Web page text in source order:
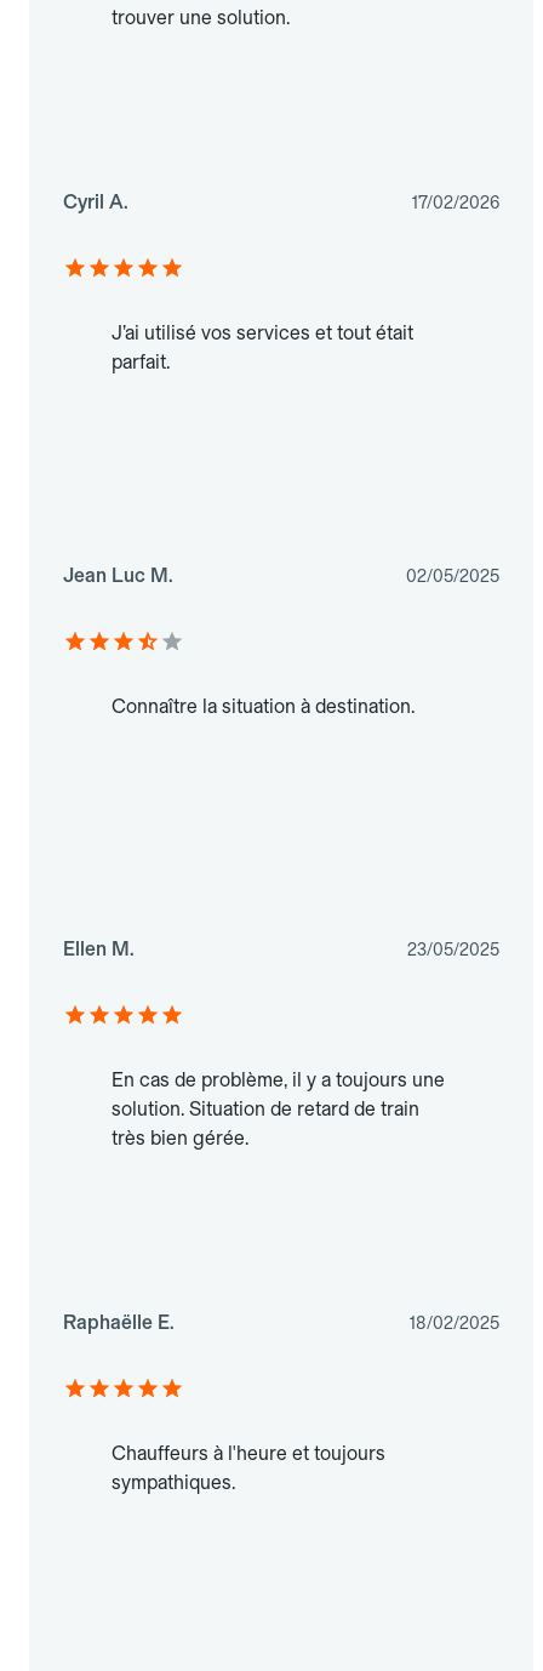
trouver une solution.
Cyril A. 17/02/2026
J’ai utilisé vos services et tout était
parfait.
Jean Luc M. 02/05/2025
Connaître la situation à destination.
Ellen M. 23/05/2025
En cas de problème, il y a toujours une
solution. Situation de retard de train
très bien gérée.
Raphaëlle E. 18/02/2025
Chauffeurs à l'heure et toujours
sympathiques.